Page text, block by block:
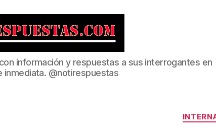
información y respuestas a sus interrogantes en
inmediata. @notirespuestas